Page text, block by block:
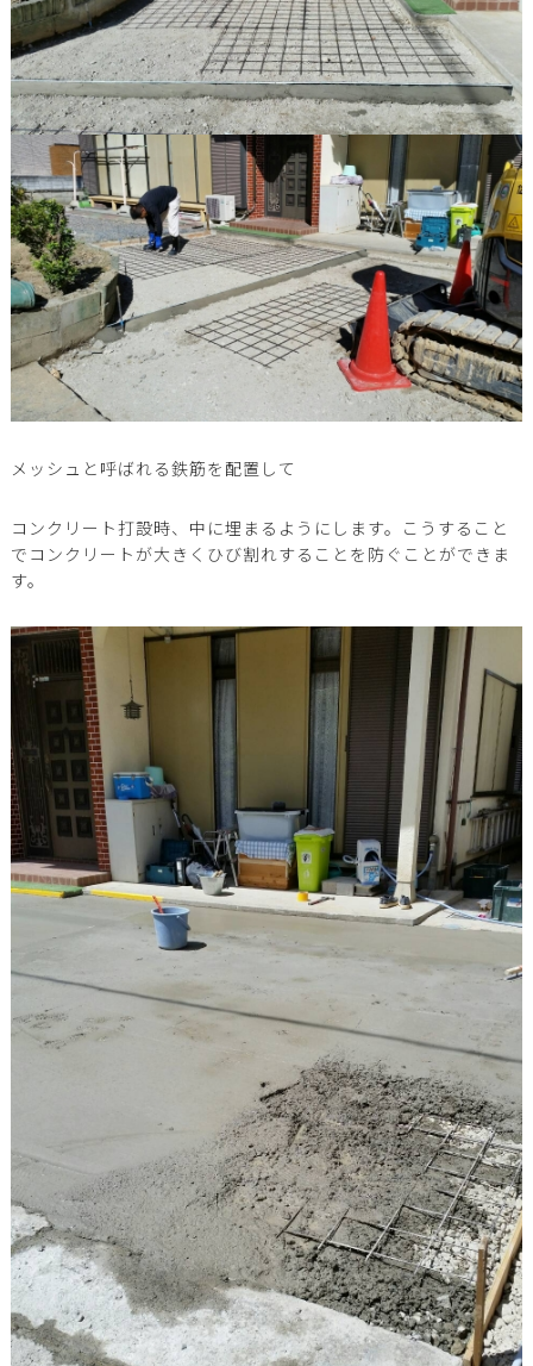
メッシュと呼ばれる鉄筋を配置して
コンクリート打設時、中に埋まるようにします。こうすること
でコンクリートが大きくひび割れすることを防ぐことができま
す。